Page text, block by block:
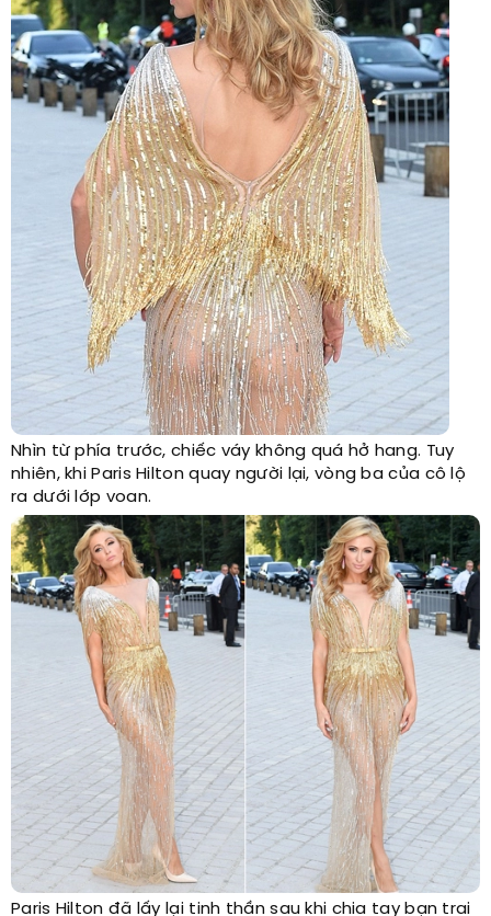
Nhìn từ phía trước, chiếc váy không quá hở hang. Tuy
nhiên, khi Paris Hilton quay người lại, vòng ba của cô lộ
ra dưới lớp voan.
Paris Hilton đã lấy lại tinh thần sau khi chia tay bạn trai